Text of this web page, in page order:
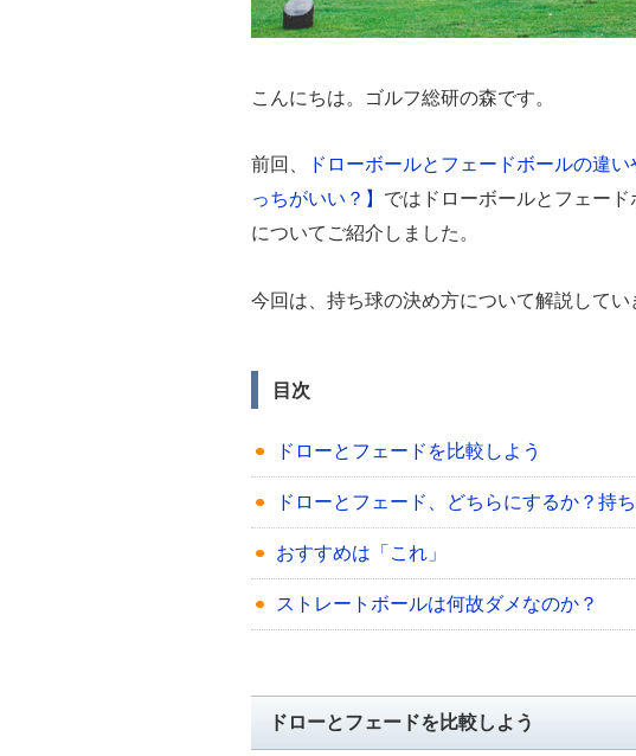
こんにちは。ゴルフ総研の森です。
前回、
ドローボールとフェードボールの違
っちがいい？】 ではドローボールとフェー
についてご紹介しました。
今回は、持ち球の決め方について解説してい
目次
ドローとフェードを比較しよう
ドローとフェード、どちらにするか？持
おすすめは「これ」
ストレートボールは何故ダメなのか？
ドローとフェードを比較しよう